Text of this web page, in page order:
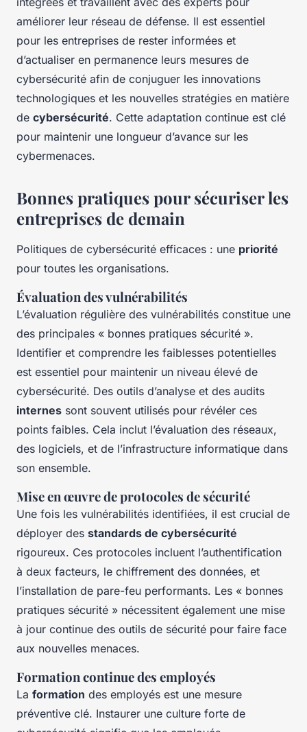
améliorer leur réseau de défense. Il est essentiel
pour les entreprises de rester informées et
d’actualiser en permanence leurs mesures de
cybersécurité afin de conjuguer les innovations
technologiques et les nouvelles stratégies en matière
de cybersécurité. Cette adaptation continue est clé
pour maintenir une longueur d’avance sur les
cybermenaces.
Bonnes pratiques pour sécuriser les
entreprises de demain
Politiques de cybersécurité efficaces : une priorité
pour toutes les organisations.
Évaluation des vulnérabilités
L’évaluation régulière des vulnérabilités constitue une
des principales « bonnes pratiques sécurité ».
Identifier et comprendre les faiblesses potentielles
est essentiel pour maintenir un niveau élevé de
cybersécurité. Des outils d’analyse et des audits
internes sont souvent utilisés pour révéler ces
points faibles. Cela inclut l’évaluation des réseaux,
des logiciels, et de l’infrastructure informatique dans
son ensemble.
Mise en œuvre de protocoles de sécurité
Une fois les vulnérabilités identifiées, il est crucial de
déployer des standards de cybersécurité
rigoureux. Ces protocoles incluent l’authentification
à deux facteurs, le chiffrement des données, et
l’installation de pare-feu performants. Les « bonnes
pratiques sécurité » nécessitent également une mise
à jour continue des outils de sécurité pour faire face
aux nouvelles menaces.
Formation continue des employés
La formation des employés est une mesure
préventive clé. Instaurer une culture forte de